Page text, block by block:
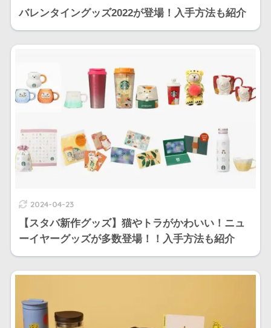
バレンタイングッズ2022が登場！入手方法も紹介
2024-04-23
【スタバ新作グッズ】猫やトラがかわいい！ニュ
ーイヤーグッズが多数登場！！入手方法も紹介